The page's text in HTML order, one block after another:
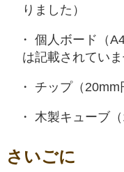
りました）
個人ボード（
は記載されていま
チップ（
木製キューブ
さいごに